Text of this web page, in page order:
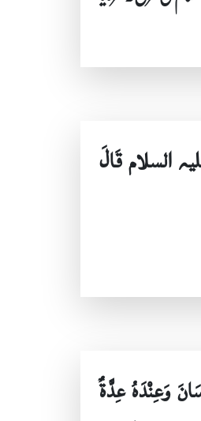
السلام قَالَ
وَعِنْدَهُ عِدَّةٌ